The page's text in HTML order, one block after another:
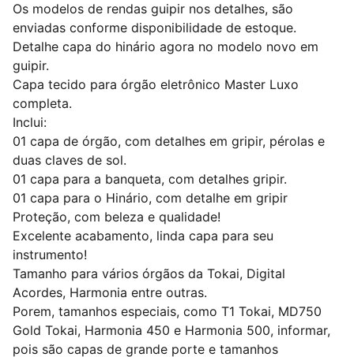
Os modelos de rendas guipir nos detalhes, são
enviadas conforme disponibilidade de estoque.
Detalhe capa do hinário agora no modelo novo em
guipir.
Capa tecido para órgão eletrônico Master Luxo
completa.
Inclui:
01 capa de órgão, com detalhes em gripir, pérolas e
duas claves de sol.
01 capa para a banqueta, com detalhes gripir.
01 capa para o Hinário, com detalhe em gripir
Proteção, com beleza e qualidade!
Excelente acabamento, linda capa para seu
instrumento!
Tamanho para vários órgãos da Tokai, Digital
Acordes, Harmonia entre outras.
Porem, tamanhos especiais, como T1 Tokai, MD750
Gold Tokai, Harmonia 450 e Harmonia 500, informar,
pois são capas de grande porte e tamanhos